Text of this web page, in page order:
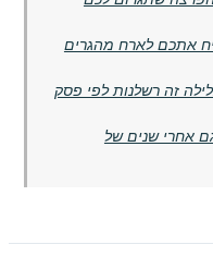
אתכם לארח מהגרים
זה רשלנות לפי פסק
אחרי שנים של